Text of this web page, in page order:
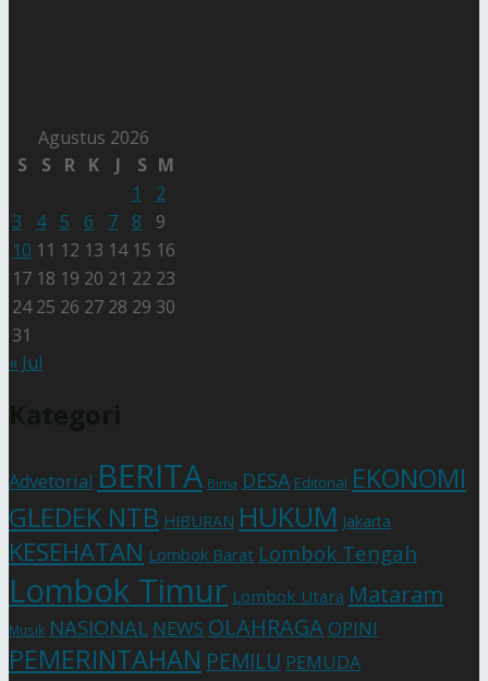
Agustus 2026
S
S R K J S M
1
2
3
4 5 6 7 8
9
10 11 12 13 14 15 16
17 18 19 20 21 22 23
24 25 26 27 28 29 30
31
« Jul
Advetorial BERITA Bima DESA Editorial EKONOMI
GLEDEK NTB HIBURAN HUKUM Jakarta
KESEHATAN Lombok Barat Lombok Tengah
Lombok Timur Lombok Utara Mataram
Musik NASIONAL NEWS OLAHRAGA OPINI
PEMERINTAHAN PEMILU PEMUDA